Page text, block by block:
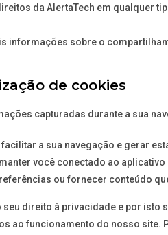
da AlertaTech em qualquer
informações sobre o
de cookies
capturadas durante a sua
a sua navegação e gerar
você conectado ao aplicativo
ou fornecer conteúdo
seu direito à privacidade e por isto
ao funcionamento do nosso site.